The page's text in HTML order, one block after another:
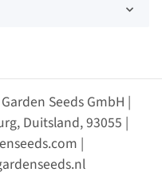
Seeds GmbH |
Duitsland, 93055 |
|